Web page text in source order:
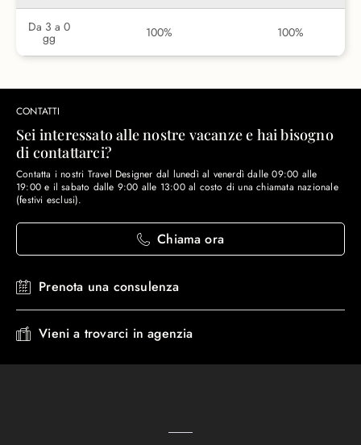
Da 3 a 0
gg 100% 100%
CONTATTI
Sei interessato alle nostre vacanze e hai bisogno
di contattarci?
Contatta i nostri Travel Designer dal lunedì al venerdì dalle 09:00 alle
19:00 e il sabato dalle 9:00 alle 13:00 al costo di una chiamata nazionale
(festivi esclusi).
Chiama ora
Prenota una consulenza
Vieni a trovarci in agenzia